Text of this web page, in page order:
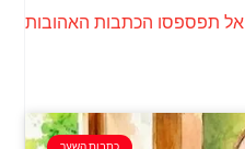
אל תפספסו הכתבות האהובות
כתבות השער